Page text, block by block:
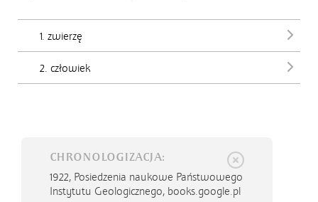
1. zwierzę
2. człowiek
CHRONOLOGIZACJA:
1922, Posiedzenia naukowe Państwowego
Instytutu Geologicznego, books.google.pl